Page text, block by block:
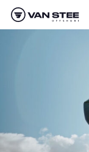
Skip
to